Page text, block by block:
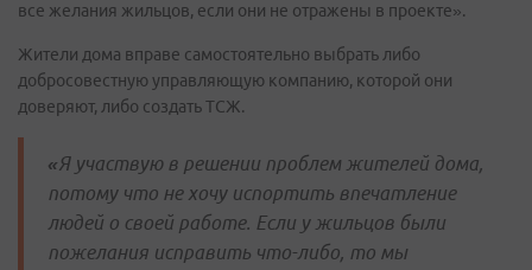
все желания жильцов, если они не отражены в проекте».
Жители дома вправе самостоятельно выбрать либо
добросовестную управляющую компанию, которой они
доверяют, либо создать ТСЖ.
«Я участвую в решении проблем жителей дома,
потому что не хочу испортить впечатление
людей о своей работе. Если у жильцов были
пожелания исправить что-либо, то мы